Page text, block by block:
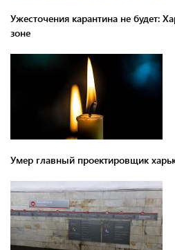
Ужесточения карантина не будет:
зоне
Умер главный проектировщик